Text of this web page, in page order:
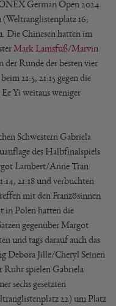
German Open 2024
(Weltranglistenplatz 16;
Die Chinesen hatten im
Mark Lamsfuß/Marvin
der Runde der besten vier
21:5, 21:15 gegen die
Yi weitaus weniger
Schwestern Gabriela
des Halbfinalspiels
Lambert/Anne Tran
21:18 und verbuchten
mit den Französinnen
in Polen hatten die
gegenüber Margot
und tags darauf auch das
Debora Jille/Cheryl Seinen
Ruhr spielen Gabriela
sechs gesetzten
22) um Platz